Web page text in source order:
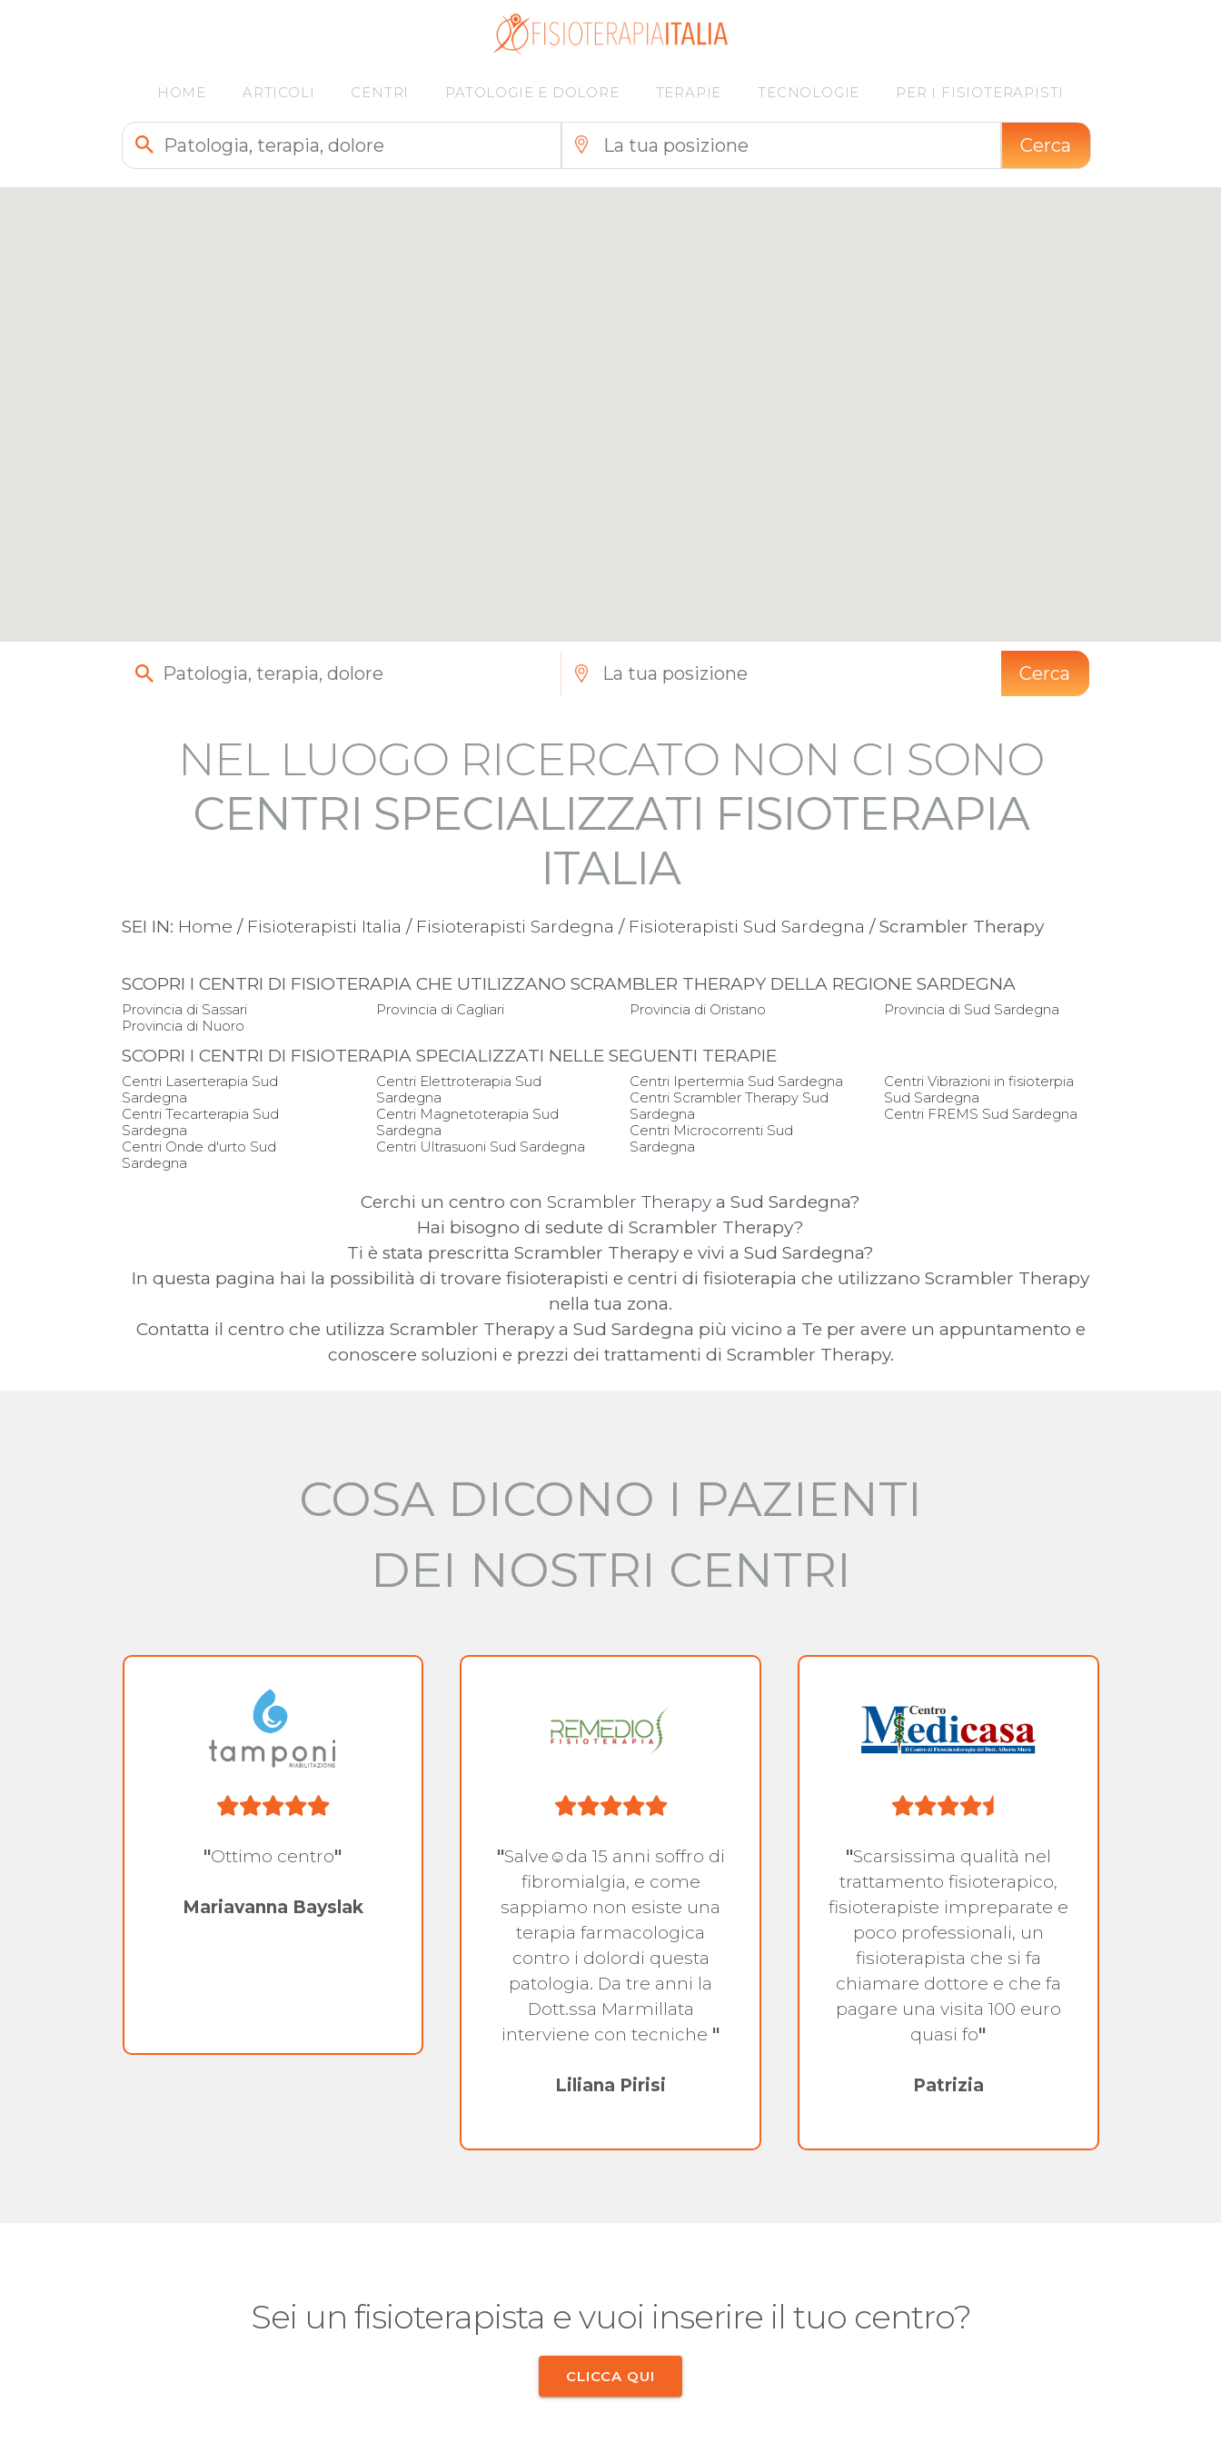
HOME ARTICOLI CENTRI PATOLOGIE E DOLORE TERAPIE TECNOLOGIE PER I FISIOTERAPISTI
Cerca
Cerca
NEL LUOGO RICERCATO NON CI SONO
CENTRI SPECIALIZZATI FISIOTERAPIA
ITALIA
SEI IN: Home / Fisioterapisti Italia / Fisioterapisti Sardegna / Fisioterapisti Sud Sardegna / Scrambler Therapy
SCOPRI I CENTRI DI FISIOTERAPIA CHE UTILIZZANO SCRAMBLER THERAPY DELLA REGIONE SARDEGNA
Provincia di Sassari
Provincia di Nuoro
Provincia di Cagliari Provincia di Oristano Provincia di Sud Sardegna
SCOPRI I CENTRI DI FISIOTERAPIA SPECIALIZZATI NELLE SEGUENTI TERAPIE
Centri Laserterapia Sud
Sardegna
Centri Tecarterapia Sud
Sardegna
Centri Onde d'urto Sud
Sardegna
Centri Elettroterapia Sud
Sardegna
Centri Magnetoterapia Sud
Sardegna
Centri Ultrasuoni Sud Sardegna
Centri Ipertermia Sud Sardegna
Centri Scrambler Therapy Sud
Sardegna
Centri Microcorrenti Sud
Sardegna
Centri Vibrazioni in fisioterpia
Sud Sardegna
Centri FREMS Sud Sardegna
Cerchi un centro con Scrambler Therapy a Sud Sardegna?
Hai bisogno di sedute di Scrambler Therapy?
Ti è stata prescritta Scrambler Therapy e vivi a Sud Sardegna?
In questa pagina hai la possibilità di trovare fisioterapisti e centri di fisioterapia che utilizzano Scrambler Therapy
nella tua zona.
Contatta il centro che utilizza Scrambler Therapy a Sud Sardegna più vicino a Te per avere un appuntamento e
conoscere soluzioni e prezzi dei trattamenti di Scrambler Therapy.
COSA DICONO I PAZIENTI
DEI NOSTRI CENTRI
"Ottimo centro"
Mariavanna Bayslak
"Salve☺da 15 anni soffro di
fibromialgia, e come
sappiamo non esiste una
terapia farmacologica
contro i dolordi questa
patologia. Da tre anni la
Dott.ssa Marmillata
interviene con tecniche "
Liliana Pirisi
"Scarsissima qualità nel
trattamento fisioterapico,
fisioterapiste impreparate e
poco professionali, un
fisioterapista che si fa
chiamare dottore e che fa
pagare una visita 100 euro
quasi fo"
Patrizia
Sei un fisioterapista e vuoi inserire il tuo centro?
CLICCA QUI